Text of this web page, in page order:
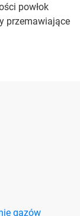
powłok
przemawiające
gazów